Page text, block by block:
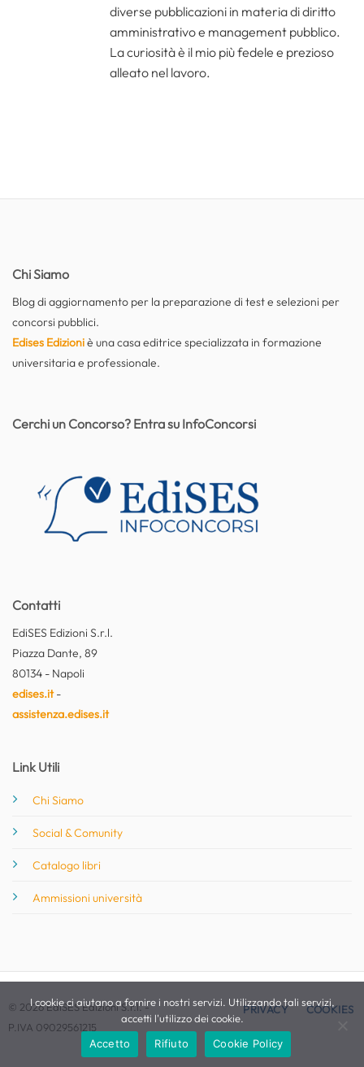
diverse pubblicazioni in materia di diritto
amministrativo e management pubblico.
La curiosità è il mio più fedele e prezioso
alleato nel lavoro.
Chi Siamo
Blog di aggiornamento per la preparazione di test e selezioni per
concorsi pubblici.
Edises Edizioniè una casa editrice specializzata in formazione
universitaria e professionale.
Contatti
EdiSES Edizioni S.r.l.
Piazza Dante, 89
80134 - Napoli
edises.it-
assistenza.edises.it
Link Utili
Chi Siamo
Social & Comunity
Catalogo libri
Ammissioni università
Cerchi un Concorso? Entra su InfoConcorsi
© 2026 EdiSES Edizioni S.r.l. -
P.IVA 09029561215
PRIVACY COOKIES
I cookie ci aiutano a fornire i nostri servizi. Utilizzando tali servizi,
accetti l'utilizzo dei cookie.
Accetto
Rifiuto Cookie Policy